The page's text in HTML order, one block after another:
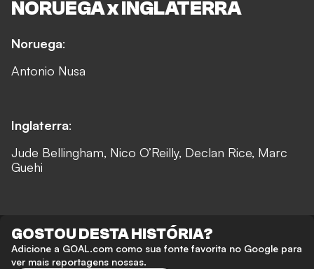
NORUEGA x INGLATERRA
Noruega:
Antonio Nusa
Inglaterra:
Jude Bellingham, Nico O’Reilly, Declan Rice, Marc
Guehi
GOSTOU DESTA HISTÓRIA?
Adicione a GOAL.com como sua fonte favorita no Google para
ver mais reportagens nossas.